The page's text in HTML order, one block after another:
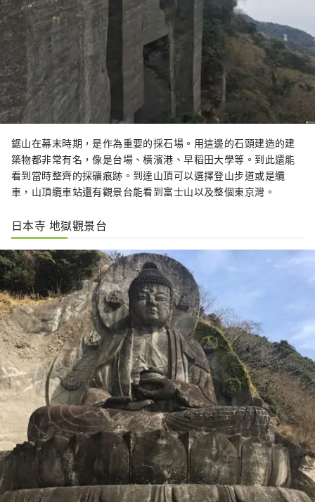
鋸山在幕末時期，是作為重要的採石場。用這邊的石頭建造的建
築物都非常有名，像是台場、橫濱港、早稻田大學等。到此還能
看到當時整齊的採礦痕跡。到達山頂可以選擇登山步道或是纜
車，山頂纜車站還有觀景台能看到富士山以及整個東京灣。
日本寺 地獄觀景台